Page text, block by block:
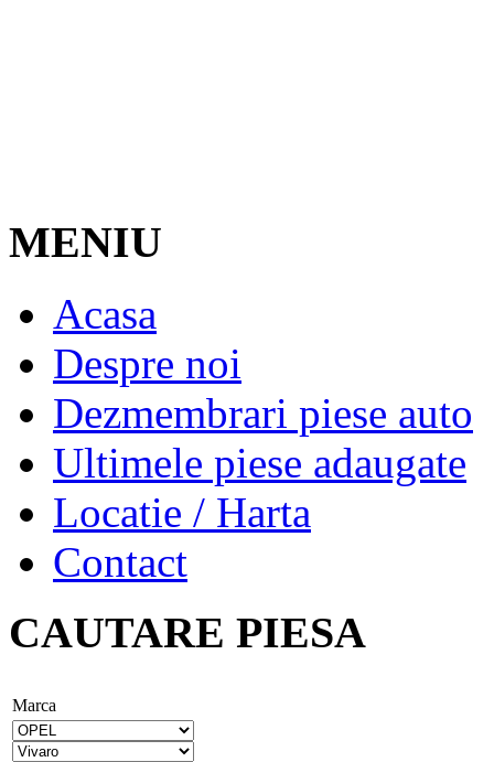
MENIU
Acasa
Despre noi
Dezmembrari piese auto
Ultimele piese adaugate
Locatie / Harta
Contact
CAUTARE PIESA
Marca